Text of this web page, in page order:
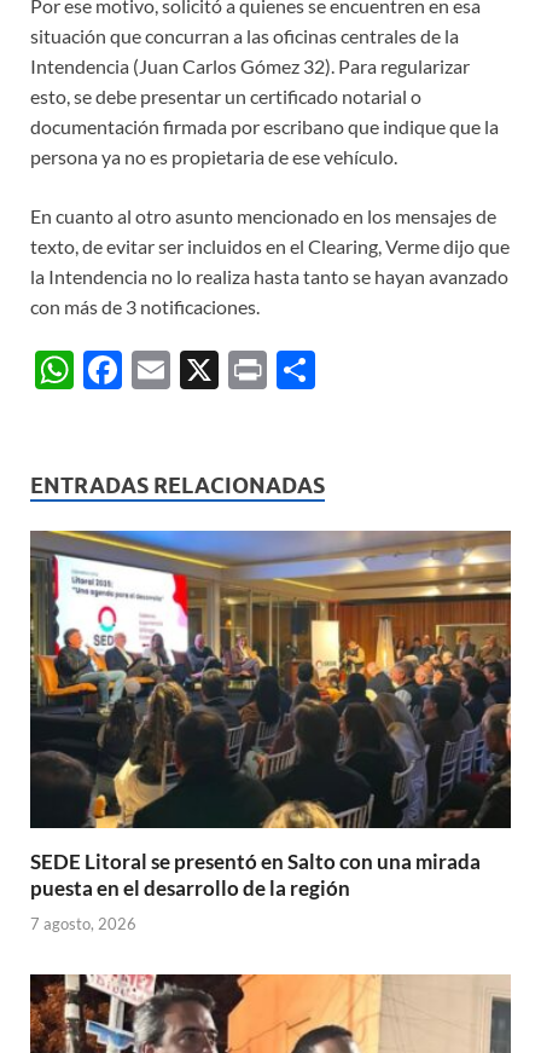
Por ese motivo, solicitó a quienes se encuentren en esa
situación que concurran a las oficinas centrales de la
Intendencia (Juan Carlos Gómez 32). Para regularizar
esto, se debe presentar un certificado notarial o
documentación firmada por escribano que indique que la
persona ya no es propietaria de ese vehículo.
En cuanto al otro asunto mencionado en los mensajes de
texto, de evitar ser incluidos en el Clearing, Verme dijo que
la Intendencia no lo realiza hasta tanto se hayan avanzado
con más de 3 notificaciones.
W
s
A
p
p
F
b
o
o
k
E
X
P
p
ar
ti
r
ENTRADAS RELACIONADAS
SEDE Litoral se presentó en Salto con una mirada
puesta en el desarrollo de la región
7 agosto, 2026